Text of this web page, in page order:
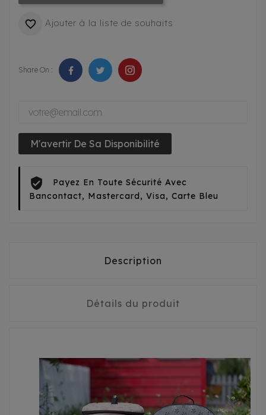
 Ajouter à la liste de souhaits
Share On :
M'avertir De Sa Disponibilité
Payez En Toute Sécurité Avec
Bancontact, Mastercard, Visa, Carte Bleu
Description
Détails du produit